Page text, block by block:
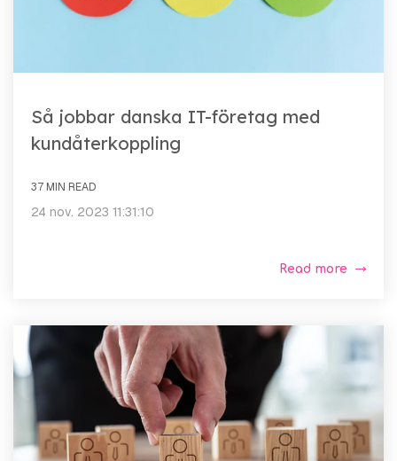
Så jobbar danska IT-företag med
kundåterkoppling
37 MIN READ
24 nov. 2023 11:31:10
Read more